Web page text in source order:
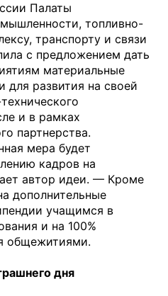
Палаты
топливно-
транспорту и связи
с предложением дать
материальные
для развития на своей
и в рамках
партнерства.
мера будет
кадров на
автор идеи. — Кроме
дополнительные
учащимся в
и на 100%
общежитиями.
дня